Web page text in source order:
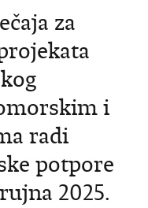
za
i
radi
potpore
2025.